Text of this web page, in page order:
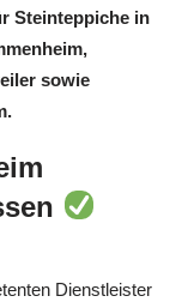
Steinteppiche in
sowie
Dienstleister